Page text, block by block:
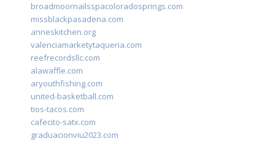
broadmoornailsspacoloradosprings.com
missblackpasadena.com
anneskitchen.org
valenciamarketytaqueria.com
reefrecordsllc.com
alawaffle.com
aryouthfishing.com
united-basketball.com
tios-tacos.com
cafecito-satx.com
graduacionviu2023.com